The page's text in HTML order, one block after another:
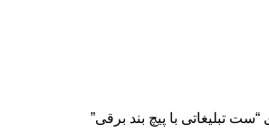
تبلیغاتی با پیچ بند برقی”